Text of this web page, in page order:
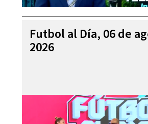
Futbol al Día, 06 de
2026